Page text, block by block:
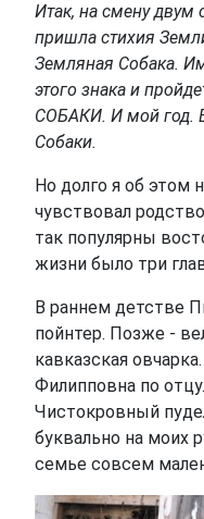
Итак, на смену
пришла стихия
Земляная Собака.
этого знака и
СОБАКИ. И мой год.
Собаки.
Но долго я об этом
чувствовал
так популярны
жизни было три
В раннем детстве
пойнтер. Позже -
кавказская
Филипповна по
Чистокровный
буквально на моих
семье совсем